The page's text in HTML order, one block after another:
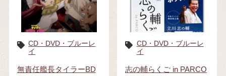
CD・DVD・ブルーレ
イ
無責任艦長タイラーBD
CD・DVD・ブルーレ
イ
志の輔らくご in PARCO